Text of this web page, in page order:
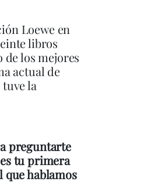
Loewe en
libros
de los mejores
actual de
la
preguntarte
tu primera
que hablamos